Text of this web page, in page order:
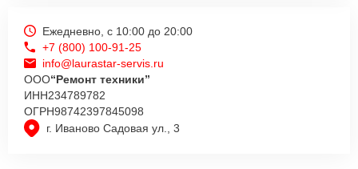
г. Иваново Садовая ул., 3
Ежедневно, с 10:00 до 20:00
+7 (800) 100-91-25
info@laurastar-servis.ru
ООО“Ремонт техники”
ИНН234789782
ОГРН98742397845098